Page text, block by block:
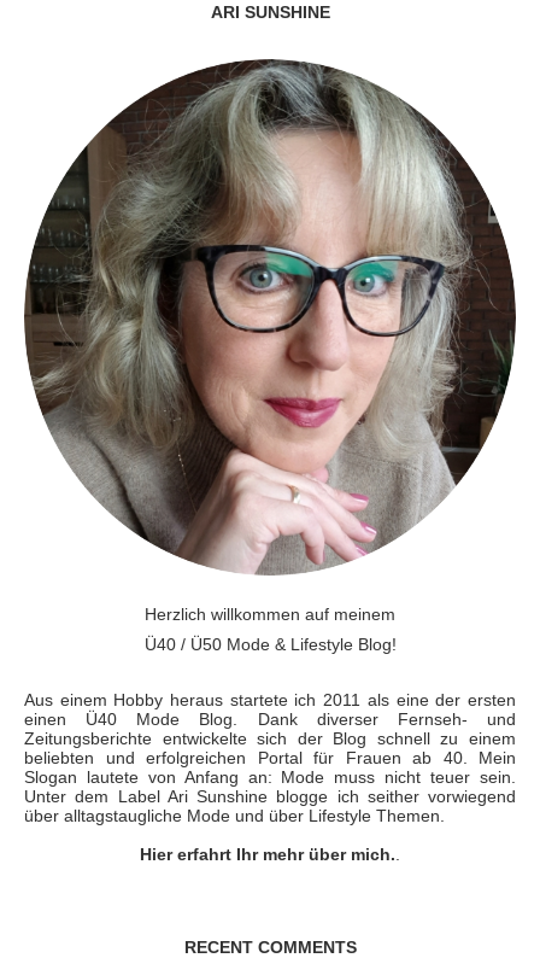
ARI SUNSHINE
Herzlich willkommen auf meinem
Ü40 / Ü50 Mode & Lifestyle Blog!
Aus einem Hobby heraus startete ich 2011 als eine der ersten
einen Ü40 Mode Blog. Dank diverser Fernseh- und
Zeitungsberichte entwickelte sich der Blog schnell zu einem
beliebten und erfolgreichen Portal für Frauen ab 40. Mein
Slogan lautete von Anfang an: Mode muss nicht teuer sein.
Unter dem Label Ari Sunshine blogge ich seither vorwiegend
über alltagstaugliche Mode und über Lifestyle Themen.
Hier erfahrt Ihr mehr über mich.
RECENT COMMENTS